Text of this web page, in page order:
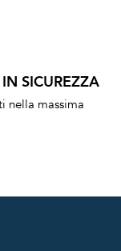
SICUREZZA
nella massima